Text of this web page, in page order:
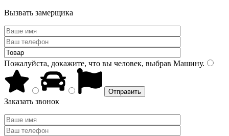
Вызвать замерщика
Пожалуйста, докажите, что вы человек, выбрав Машину.
Заказать звонок